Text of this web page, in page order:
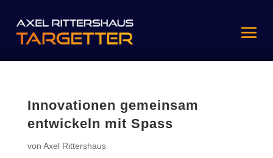
Innovationen gemeinsam
entwickeln mit Spass
von Axel Rittershaus